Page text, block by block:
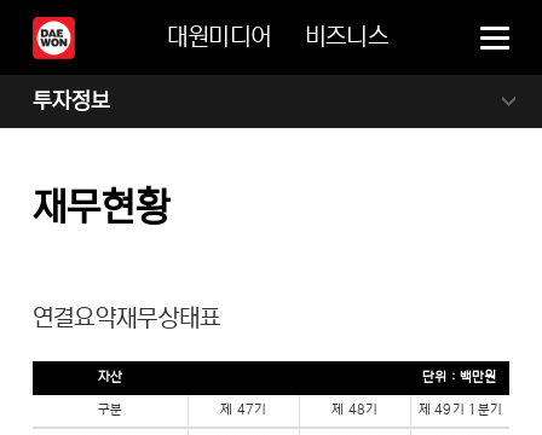
대원미디어 비즈니스
투자정보
재무현황
연결요약재무상태표
자산 단위 : 백만원
구분 제 47기 제 48기 제 49기 1분기